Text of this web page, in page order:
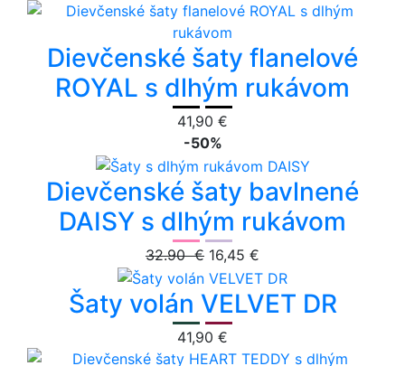
Dievčenské šaty flanelové
ROYAL s dlhým rukávom
41,90 €
-50%
Dievčenské šaty bavlnené
DAISY s dlhým rukávom
32.90 € 16,45 €
Šaty volán VELVET DR
41,90 €